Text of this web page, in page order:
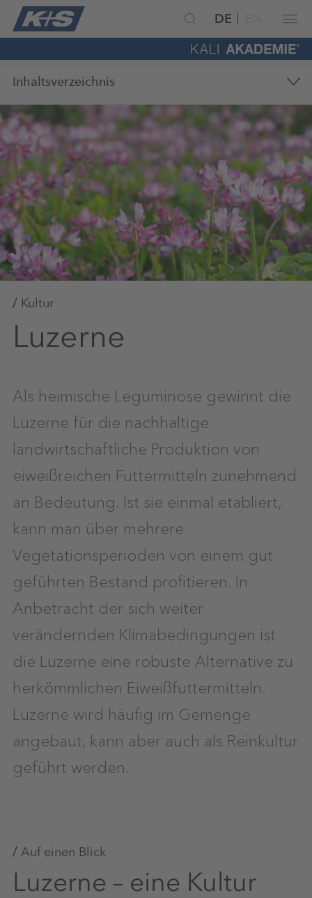
DE
Kultur
Luzerne
Inhaltsverzeichnis
Als heimische Leguminose gewinnt die
Luzerne für die nachhaltige
landwirtschaftliche Produktion von
eiweißreichen Futtermitteln zunehmend
an Bedeutung. Ist sie einmal etabliert,
kann man über mehrere
Vegetationsperioden von einem gut
geführten Bestand profitieren. In
Anbetracht der sich weiter
verändernden Klimabedingungen ist
die Luzerne eine robuste Alternative zu
herkömmlichen Eiweißfuttermitteln.
Luzerne wird häufig im Gemenge
angebaut, kann aber auch als Reinkultur
geführt werden.
Auf einen Blick
Luzerne – eine Kultur